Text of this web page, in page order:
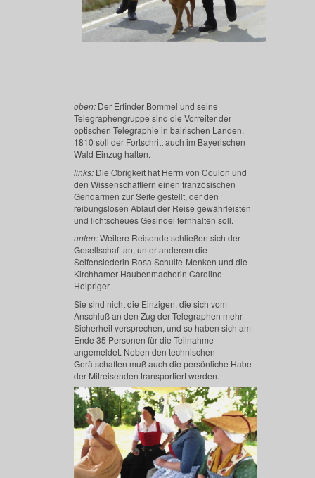
oben: Der Erfinder Bommel und seine
Telegraphengruppe sind die Vorreiter der
optischen Telegraphie in bairischen Landen.
1810 soll der Fortschritt auch im Bayerischen
Wald Einzug halten.
links:Die Obrigkeit hat Herrn von Coulon und
den Wissenschaftlern einen französischen
Gendarmen zur Seite gestellt, der den
reibungslosen Ablauf der Reise gewährleisten
und lichtscheues Gesindel fernhalten soll.
unten:Weitere Reisende schließen sich der
Gesellschaft an, unter anderem die
Seifensiederin Rosa Schulte-Menken und die
Kirchhamer Haubenmacherin Caroline
Holpriger.
Sie sind nicht die Einzigen, die sich vom
Anschluß an den Zug der Telegraphen mehr
Sicherheit versprechen, und so haben sich am
Ende 35 Personen für die Teilnahme
angemeldet. Neben den technischen
Gerätschaften muß auch die persönliche Habe
der Mitreisenden transportiert werden.